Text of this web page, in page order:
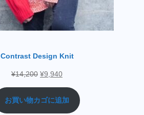
Contrast Design Knit
¥14,200 ¥9,940
お買い物カゴに追加